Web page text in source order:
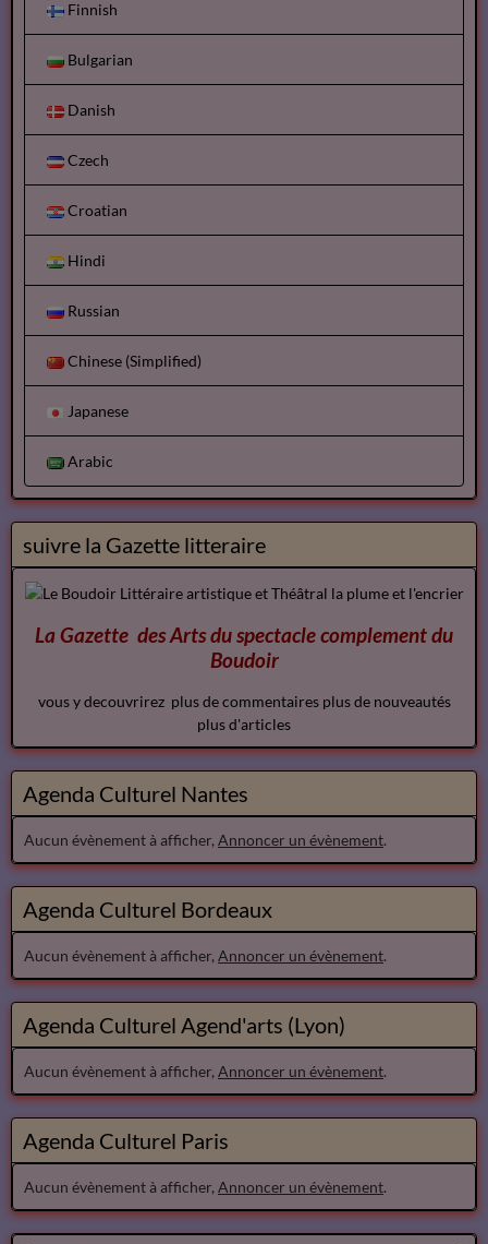
Finnish
Bulgarian
Danish
Czech
Croatian
Hindi
Russian
Chinese (Simplified)
Japanese
Arabic
suivre la Gazette litteraire
La Gazette des Arts du spectaclecomplementdu
Boudoir
vous y decouvrirez plus de commentaires plus de nouveautés
plus d'articles
Agenda Culturel Nantes
Aucun évènement à afficher, Annoncer un évènement.
Agenda Culturel Bordeaux
Aucun évènement à afficher, Annoncer un évènement.
Agenda Culturel Agend'arts (Lyon)
Aucun évènement à afficher, Annoncer un évènement.
Agenda Culturel Paris
Aucun évènement à afficher, Annoncer un évènement.